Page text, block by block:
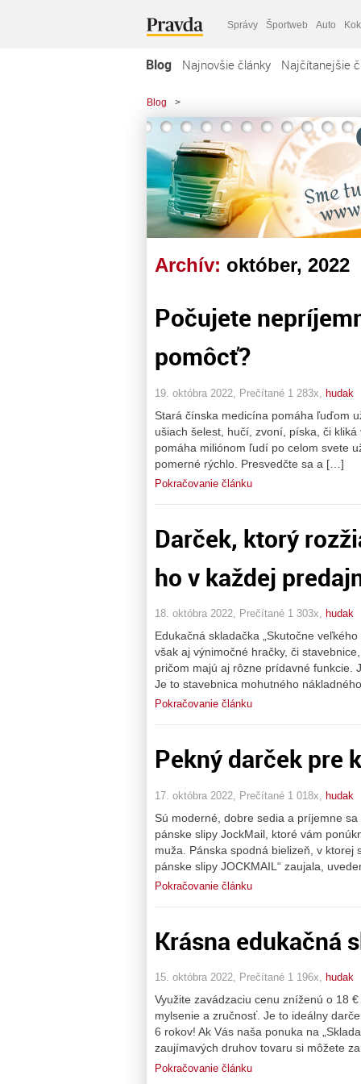
Správy Športweb Auto
Blog Najnovšie články Najčítanejšie
Blog >
Archív: október, 2022
Počujete
pomôcť?
19. októbra 2022, Prečítané 1 283x, hudak
Stará čínska medicína pomáha ľuďom
ušiach šelest, hučí, zvoní, píska, či
pomáha miliónom ľudí po celom svete
pomerné rýchlo. Presvedčte sa a […]
Pokračovanie článku
Darček, ktorý
ho v každej
18. októbra 2022, Prečítané 1 303x, hudak
Edukačná skladačka „Skutočne
však aj výnimočné hračky, či
pričom majú aj rôzne prídavné funkcie.
Je to stavebnica mohutného
Pokračovanie článku
Pekný darček pre
17. októbra 2022, Prečítané 1 018x, hudak
Sú moderné, dobre sedia a príjemne
pánske slipy JockMail, ktoré vám
muža. Pánska spodná bielizeň, v ktorej
pánske slipy JOCKMAIL“ zaujala,
Pokračovanie článku
Krásna edukačná
15. októbra 2022, Prečítané 1 196x, hudak
Využite zavádzaciu cenu zníženú o 18
mylsenie a zručnosť. Je to ideálny
6 rokov! Ak Vás naša ponuka na
zaujímavých druhov tovaru si môžete
Pokračovanie článku